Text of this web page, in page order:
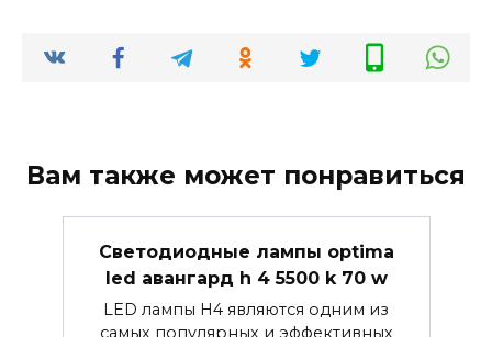
Вам также может понравиться
Светодиодные лампы optima
led авангард h 4 5500 k 70 w
LED лампы H4 являются одним из
самых популярных и эффективных